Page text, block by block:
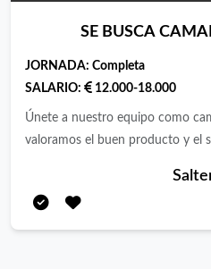
SE BUSCA
JORNADA: Completa
SALARIO:
12.000-18.000
Únete a nuestro equipo como
valoramos el buen producto y el
una actitud positiva.
clientes de manera oportuna y